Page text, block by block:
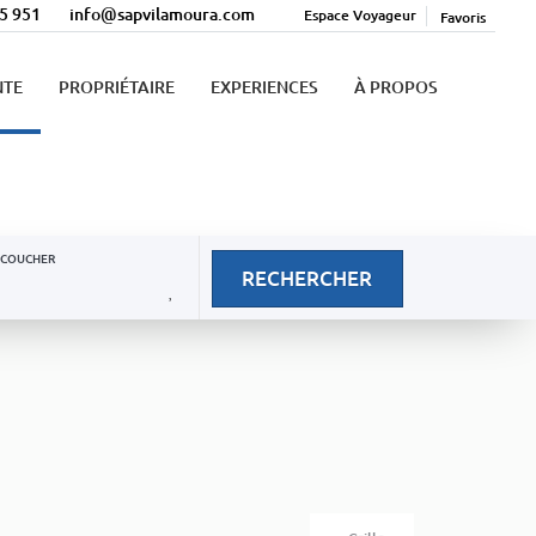
Favoris
951 info@sapvilamoura.com Espace Voyageur
PROPRIÉTAIRE EXPERIENCES À PROPOS
RECHERCHER